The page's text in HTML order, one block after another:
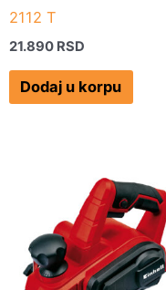
2112 T
21.890 RSD
Dodaj u korpu